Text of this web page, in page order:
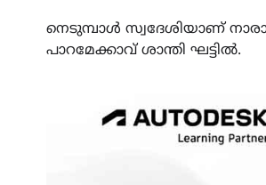
നെടുമ്പാൾ സ്വദേശിയാണ്
പാറമേക്കാവ് ശാന്തി ഘട്ടിൽ.